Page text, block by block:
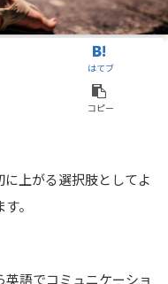
はてブ
コピー
上がる選択肢としてよ
。
語でコミュニケーショ